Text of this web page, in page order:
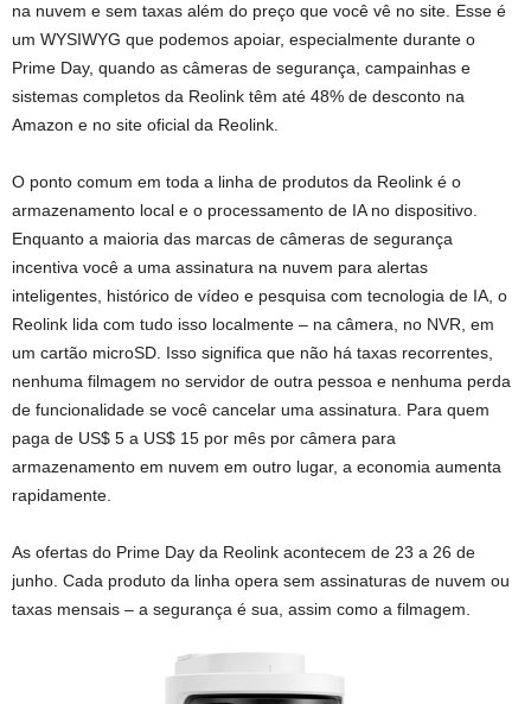
na nuvem e sem taxas além do preço que você vê no site. Esse é
um WYSIWYG que podemos apoiar, especialmente durante o
Prime Day, quando as câmeras de segurança, campainhas e
sistemas completos da Reolink têm até 48% de desconto na
Amazon e no site oficial da Reolink.
O ponto comum em toda a linha de produtos da Reolink é o
armazenamento local e o processamento de IA no dispositivo.
Enquanto a maioria das marcas de câmeras de segurança
incentiva você a uma assinatura na nuvem para alertas
inteligentes, histórico de vídeo e pesquisa com tecnologia de IA, o
Reolink lida com tudo isso localmente – na câmera, no NVR, em
um cartão microSD. Isso significa que não há taxas recorrentes,
nenhuma filmagem no servidor de outra pessoa e nenhuma perda
de funcionalidade se você cancelar uma assinatura. Para quem
paga de US$ 5 a US$ 15 por mês por câmera para
armazenamento em nuvem em outro lugar, a economia aumenta
rapidamente.
As ofertas do Prime Day da Reolink acontecem de 23 a 26 de
junho. Cada produto da linha opera sem assinaturas de nuvem ou
taxas mensais – a segurança é sua, assim como a filmagem.